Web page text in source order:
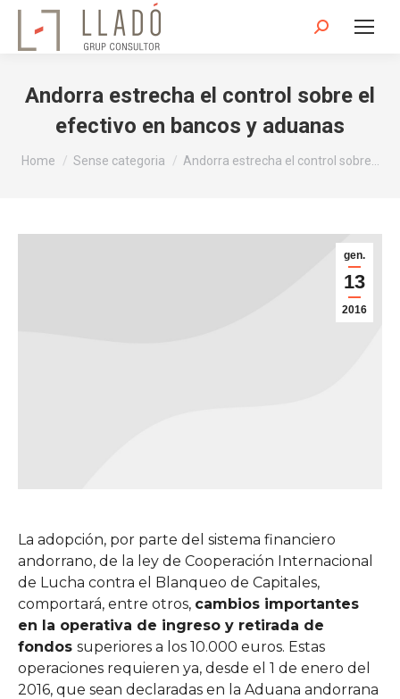
Search:
Andorra estrecha el control sobre el
efectivo en bancos y aduanas
You are here:
Home Sense categoria Andorra estrecha el control sobre…
gen.
13
2016
La adopción, por parte del sistema financiero
andorrano, de la ley de Cooperación Internacional
de Lucha contra el Blanqueo de Capitales,
comportará, entre otros, cambios importantes
en la operativa de ingreso y retirada de
fondos superiores a los 10.000 euros. Estas
operaciones requieren ya, desde el 1 de enero del
2016, que sean declaradas en la Aduana andorrana